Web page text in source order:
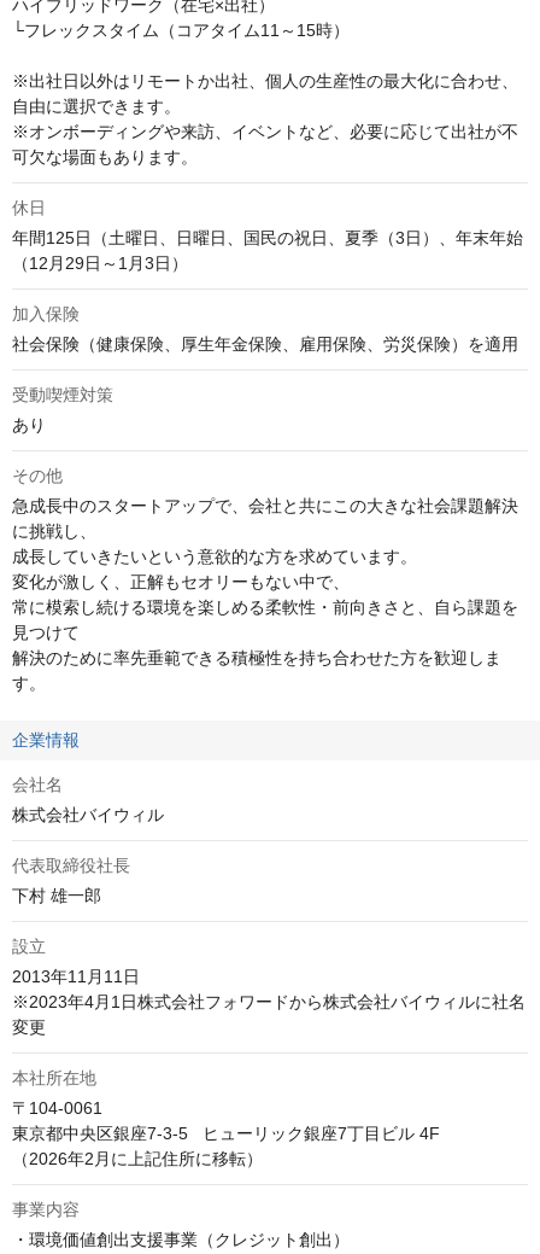
ハイブリッドワーク（在宅×出社）
└フレックスタイム（コアタイム11～15時）
※出社日以外はリモートか出社、個人の生産性の最大化に合わせ、
自由に選択できます。
※オンボーディングや来訪、イベントなど、必要に応じて出社が不
可欠な場面もあります。
休日
年間125日（土曜日、日曜日、国民の祝日、夏季（3日）、年末年始
（12月29日～1月3日）
加入保険
社会保険（健康保険、厚生年金保険、雇用保険、労災保険）を適用
受動喫煙対策
あり
その他
急成長中のスタートアップで、会社と共にこの大きな社会課題解決
に挑戦し、
成長していきたいという意欲的な方を求めています。
変化が激しく、正解もセオリーもない中で、
常に模索し続ける環境を楽しめる柔軟性・前向きさと、自ら課題を
見つけて
解決のために率先垂範できる積極性を持ち合わせた方を歓迎しま
す。
企業情報
会社名
株式会社バイウィル
代表取締役社長
下村 雄一郎
設立
2013年11月11日
※2023年4月1日株式会社フォワードから株式会社バイウィルに社名
変更
本社所在地
〒104-0061
東京都中央区銀座7‐3‐5   ヒューリック銀座7丁目ビル 4F
（2026年2月に上記住所に移転）
事業内容
・環境価値創出支援事業（クレジット創出）